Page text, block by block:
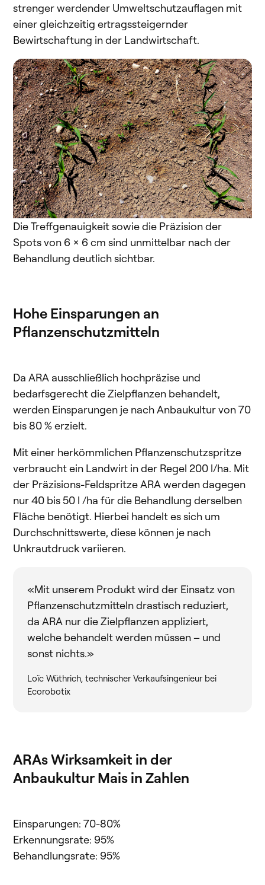
strenger werdender Umweltschutzauflagen mit
einer gleichzeitig ertragssteigernder
Bewirtschaftung in der Landwirtschaft.
Die Treffgenauigkeit sowie die Präzision der
Spots von 6 x 6 cm sind unmittelbar nach der
Behandlung deutlich sichtbar.
Hohe Einsparungen an
Pflanzenschutzmitteln
Da ARA ausschließlich hochpräzise und
bedarfsgerecht die Zielpflanzen behandelt,
werden Einsparungen je nach Anbaukultur von 70
bis 80 % erzielt.
Mit einer herkömmlichen Pflanzenschutzspritze
verbraucht ein Landwirt in der Regel 200 l/ha. Mit
der Präzisions-Feldspritze ARA werden dagegen
nur 40 bis 50 l /ha für die Behandlung derselben
Fläche benötigt. Hierbei handelt es sich um
Durchschnittswerte, diese können je nach
Unkrautdruck variieren.
«Mit unserem Produkt wird der Einsatz von
Pflanzenschutzmitteln drastisch reduziert,
da ARA nur die Zielpflanzen appliziert,
welche behandelt werden müssen – und
sonst nichts.»
Loïc Wüthrich, technischer Verkaufsingenieur bei
Ecorobotix
ARAs Wirksamkeit in der
Anbaukultur Mais in Zahlen
Einsparungen: 70-80%
Erkennungsrate: 95%
Behandlungsrate: 95%